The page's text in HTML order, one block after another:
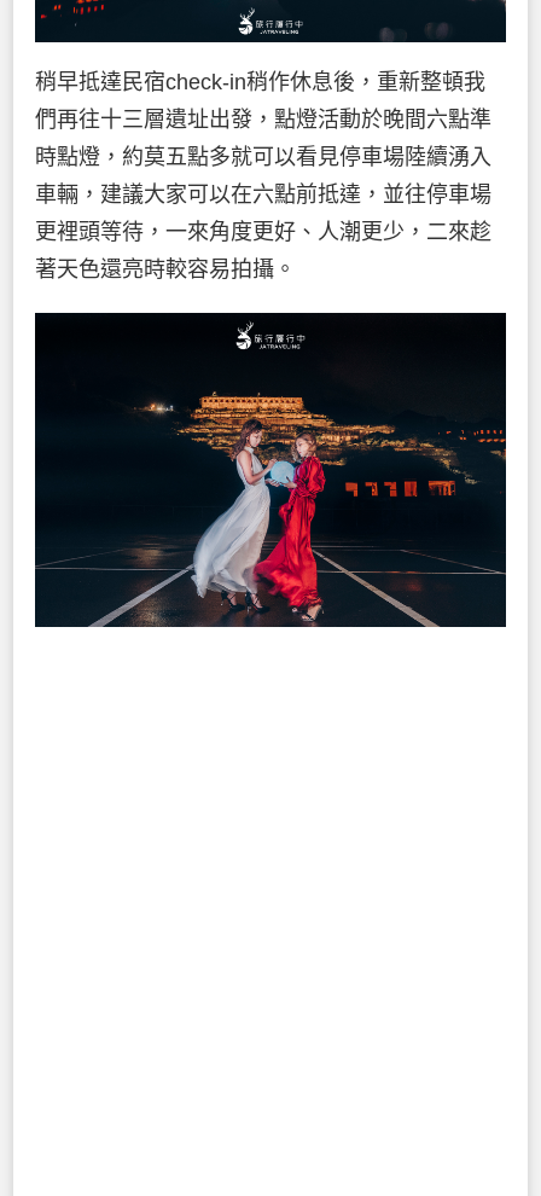
稍早抵達民宿check-in稍作休息後，重新整頓我
們再往十三層遺址出發，點燈活動於晚間六點準
時點燈，約莫五點多就可以看見停車場陸續湧入
車輛，建議大家可以在六點前抵達，並往停車場
更裡頭等待，一來角度更好、人潮更少，二來趁
著天色還亮時較容易拍攝。